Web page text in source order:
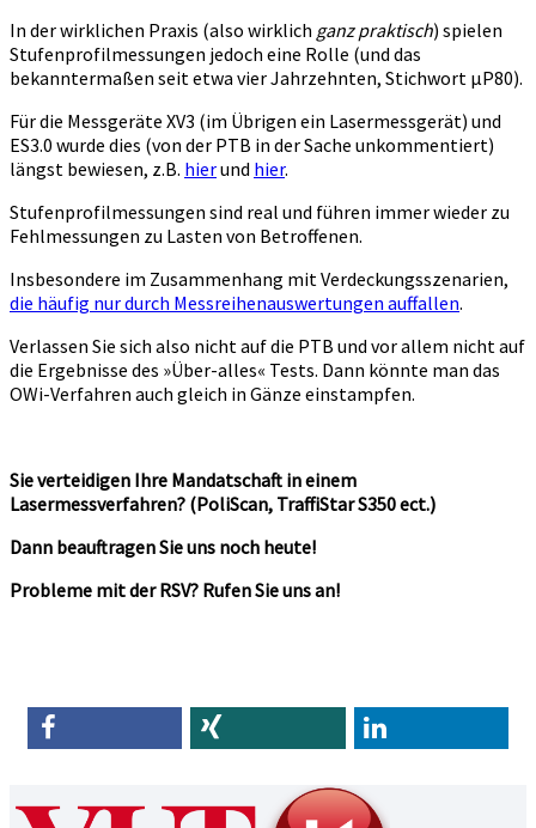
In der wirklichen Praxis (also wirklich ganz praktisch) spielen
Stufenprofilmessungen jedoch eine Rolle (und das
bekanntermaßen seit etwa vier Jahrzehnten, Stichwort µP80).
Für die Messgeräte XV3 (im Übrigen ein Lasermessgerät) und
ES3.0 wurde dies (von der PTB in der Sache unkommentiert)
längst bewiesen, z.B. hierund hier.
Stufenprofilmessungen sind real und führen immer wieder zu
Fehlmessungen zu Lasten von Betroffenen.
Insbesondere im Zusammenhang mit Verdeckungsszenarien,
die häufig nur durch Messreihenauswertungen auffallen.
Verlassen Sie sich also nicht auf die PTB und vor allem nicht auf
die Ergebnisse des »Über-alles« Tests. Dann könnte man das
OWi-Verfahren auch gleich in Gänze einstampfen.
Sie verteidigen Ihre Mandatschaft in einem
Lasermessverfahren? (PoliScan, TraffiStar S350 ect.)
Dann beauftragen Sie uns noch heute!
Probleme mit der RSV? Rufen Sie uns an!